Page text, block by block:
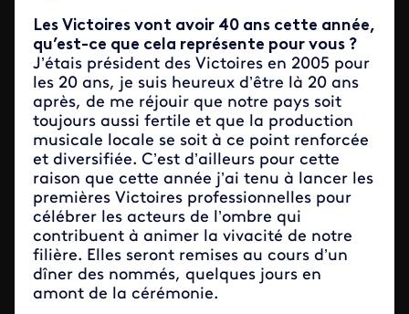
Les Victoires vont avoir 40 ans cette année,
qu’est-ce que cela représente pour vous ?
J’étais président des Victoires en 2005 pour
les 20 ans, je suis heureux d’être là 20 ans
après, de me réjouir que notre pays soit
toujours aussi fertile et que la production
musicale locale se soit à ce point renforcée
et diversifiée. C’est d’ailleurs pour cette
raison que cette année j’ai tenu à lancer les
premières Victoires professionnelles pour
célébrer les acteurs de l’ombre qui
contribuent à animer la vivacité de notre
filière. Elles seront remises au cours d’un
dîner des nommés, quelques jours en
amont de la cérémonie.